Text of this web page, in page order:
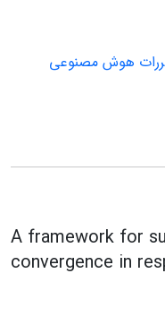
هوش مصنوعی
A framework for
convergence in